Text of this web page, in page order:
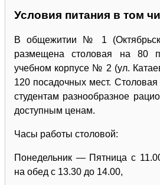
Условия питания в том
В общежитии № 1
размещена столовая на 80
учебном корпусе № 2 (ул.
120 посадочных мест.
студентам разнообразное
доступным ценам.
Часы работы столовой:
Понедельник — Пятница с
на обед с 13.30 до 14.00,